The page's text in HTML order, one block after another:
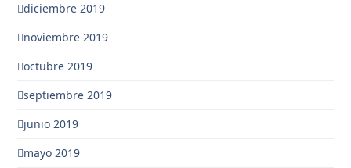
diciembre 2019
noviembre 2019
octubre 2019
septiembre 2019
junio 2019
mayo 2019